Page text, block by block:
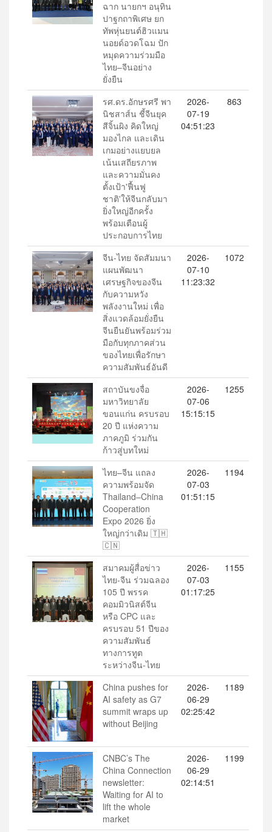
ฉาก นายกฯ อนุทิน
ปาฐกถาพิเศษ ยก
ทัพหุ่นยนต์ฮิวแมน
นอยด์อวดโฉม ปัก
หมุดความร่วมมือ
ไทย–จีนอย่าง
ยั่งยืน
รศ.ดร.อักษรศรี พา
นิชสาส์น ชี้จีนยุค
สีจิ้นผิง คิดใหญ่
มองไกล และเดิน
เกมอย่างแยบยล
เน้นเสถียรภาพ
และความมั่นคง
ตั้งเป้า'ฟื้นฟู
ชาติ'ให้จีนกลับมา
ยิ่งใหญ่อีกครั้ง
พร้อมเตือนผู้
ประกอบการไทย
2026-
07-19
04:51:23
863
จีน-ไทย จัดสัมมนา
แผนพัฒนา
เศรษฐกิจของจีน
กับความหวัง
พลังงานใหม่ เพื่อ
สิ่งแวดล้อมยั่งยืน
จีนยืนยันพร้อมร่วม
มือกับทุกภาคส่วน
ของไทยเพื่อรักษา
ความสัมพันธ์อันดี
2026-
07-10
11:23:32
1072
สถาบันขงจื่อ
มหาวิทยาลัย
ขอนแก่น ครบรอบ
20 ปี แห่งความ
ภาคภูมิ ร่วมกัน
ก้าวสู่บทใหม่
2026-
07-06
15:15:15
1255
ไทย–จีน แถลง
ความพร้อมจัด
Thailand–China
Cooperation
Expo 2026 ยิ่ง
ใหญ่กว่าเดิม 🇹🇭
🇨🇳
2026-
07-03
01:51:15
1194
สมาคมผู้สื่อข่าว
ไทย-จีน ร่วมฉลอง
105 ปี พรรค
คอมมิวนิสต์จีน
หรือ CPC และ
ครบรอบ 51 ปีของ
ความสัมพันธ์
ทางการทูต
ระหว่างจีน-ไทย
2026-
07-03
01:17:25
1155
China pushes for
AI safety as G7
summit wraps up
without Beijing
2026-
06-29
02:25:42
1189
CNBC’s The
China Connection
newsletter:
Waiting for AI to
lift the whole
market
2026-
06-29
02:14:51
1199